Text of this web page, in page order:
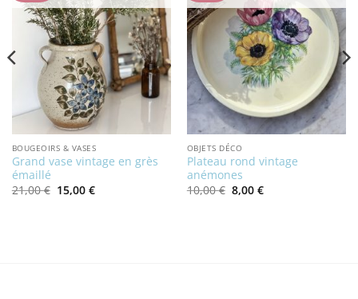
BOUGEOIRS & VASES
Grand vase vintage en grès
émaillé
21,00€ Le
prix
15,00 €Le
prix
OBJETS DÉCO
Plateau rond vintage
anémones
10,00€ Le
prix
8,00 €Le
prix